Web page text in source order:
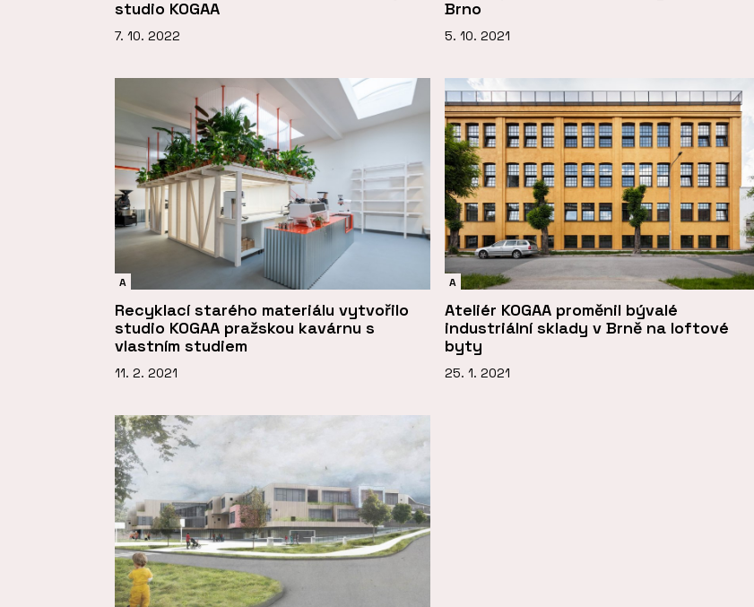
studio KOGAA
7. 10. 2022
Brno
5. 10. 2021
A
Recyklací starého materiálu vytvořilo
studio KOGAA pražskou kavárnu s
vlastním studiem
11. 2. 2021
A
Ateliér KOGAA proměnil bývalé
industriální sklady v Brně na loftové
byty
25. 1. 2021